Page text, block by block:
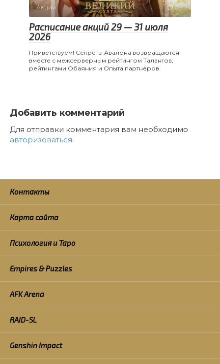
Акции 0
Расписание акций 29 — 31 июля
2026
Приветствуем! Секреты Авалона возвращаются
вместе с межсерверным рейтингом Талантов,
рейтингами Обаяния и Опыта партнёров
Добавить комментарий
Для отправки комментария вам необходимо
авторизоваться.
Контакты
Карта сайта
Психология и Таро
Empires & Puzzles
AFK Arena
RAID-SL
Genshin Impact